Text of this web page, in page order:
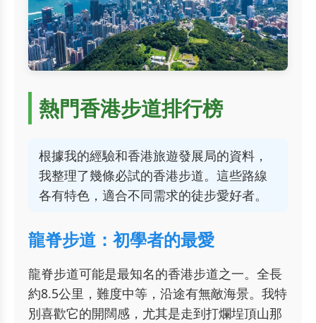
熱門香港步道排行榜
根據我的經驗和香港旅遊發展局的資料，
我整理了幾條必試的香港步道。這些路線
各有特色，適合不同需求的徒步愛好者。
龍脊步道：初學者的最愛
龍脊步道可能是最知名的香港步道之一。全長
約8.5公里，難度中等，沿途有無敵海景。我特
別喜歡它的開闊感，尤其是走到打爛埕頂山那